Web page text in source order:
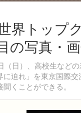
界トップ
の写真・
日）、高校生など
に迫れ」を東京国際
くことができる。